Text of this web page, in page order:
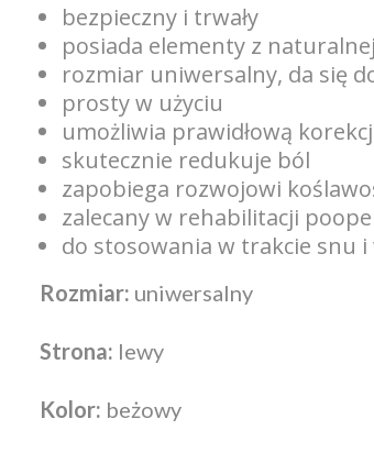
bezpieczny i trwały
posiada elementy z
rozmiar uniwersalny, da się
prosty w użyciu
umożliwia prawidłową
skutecznie redukuje ból
zapobiega rozwojowi
zalecany w rehabilitacji
do stosowania w trakcie snu
Rozmiar: uniwersalny
Strona: lewy
Kolor: beżowy